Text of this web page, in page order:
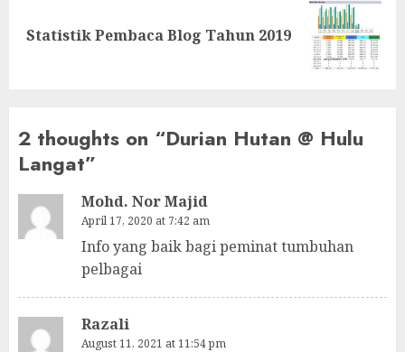
Next
Statistik Pembaca Blog Tahun 2019
2 thoughts on “Durian Hutan @ Hulu
Langat”
Mohd. Nor Majid
April 17, 2020 at 7:42 am
Info yang baik bagi peminat tumbuhan
pelbagai
Razali
August 11, 2021 at 11:54 pm